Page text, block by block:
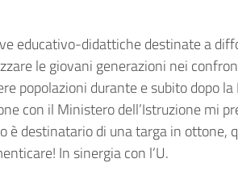
educativo-didattiche destinate a
le giovani generazioni nei
popolazioni durante e subito dopo la
con il Ministero dell’Istruzione mi
è destinatario di una targa in ottone,
In sinergia con l’U.